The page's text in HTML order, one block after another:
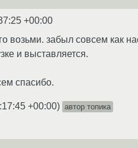
+00:00
возьми. забыл совсем как
и выставляется.
спасибо.
+00:00) автор топика